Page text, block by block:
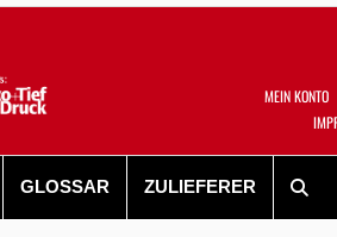
MEIN KONTO
GLOSSAR ZULIEFERER